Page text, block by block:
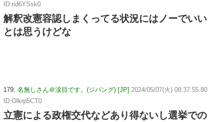
ID:rid6YSsk0
解釈改憲容認しまくってる状況にはノーでいい
とは思うけどな
179: 名無しさん＠涙目です。(ジパング) [JP] 2024/05/07(火) 08:37:55.80
ID:Olkrp5CT0
立憲による政権交代などあり得ないし選挙での